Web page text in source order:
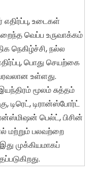
எதிர்ப்பு, உடைகள்
வெப்ப உருவாக்கம்
நெகிழ்ச்சி, நல்ல
பொது செயற்கை
உள்ளது.
மூலம் சுத்தம்
டிரெட், டிரான்ஸ்போர்ட்
பெல்ட், பிசின்
மற்றும் பலவற்றை
முக்கியமாகப்